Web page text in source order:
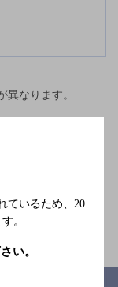
なります。
・モルツ香るエー
ているため、 20
。
い。